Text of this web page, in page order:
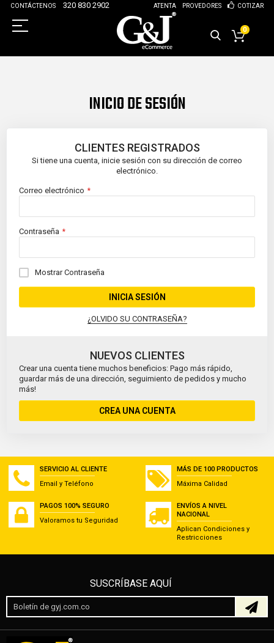
CONTÁCTENOS 320 830 2902 ATENTA PROVEDORES COTIZAR
0
INICIO DE SESIÓN
CLIENTES REGISTRADOS
Si tiene una cuenta, inicie sesión con su dirección de correo
electrónico.
Correo electrónico
Contraseña
Mostrar Contraseña
INICIA SESIÓN
¿OLVIDO SU CONTRASEÑA?
NUEVOS CLIENTES
Crear una cuenta tiene muchos beneficios: Pago más rápido,
guardar más de una dirección, seguimiento de pedidos y mucho
más!
CREA UNA CUENTA
SERVICIO AL CLIENTE
Email y Teléfono
MÁS DE 100 PRODUCTOS
Máxima Calidad
PAGOS 100% SEGURO
Valoramos tu Seguridad
ENVÍOS A NIVEL
NACIONAL
Aplican Condiciones y
Restricciones
SUSCRÍBASE AQUÍ